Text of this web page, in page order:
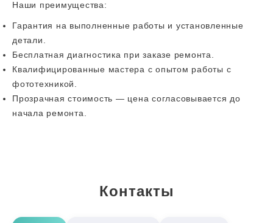
Наши преимущества:
Гарантия на выполненные работы и установленные
детали.
Бесплатная диагностика при заказе ремонта.
Квалифицированные мастера с опытом работы с
фототехникой.
Прозрачная стоимость — цена согласовывается до
начала ремонта.
Контакты